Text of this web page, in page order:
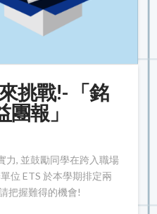
挑戰!- 「銘
報」
力, 並鼓勵同學在跨入職場
位 ETS 於本學期排定兩
把握難得的機會!